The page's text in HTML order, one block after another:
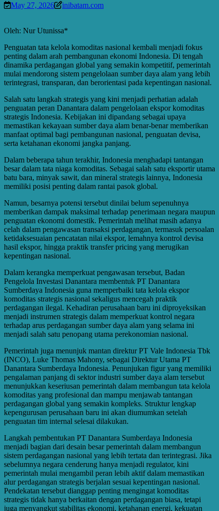
May 27, 2026 inibatam.com
Oleh: Nur Utunissa*
Penguatan tata kelola komoditas nasional kembali menjadi fokus
penting dalam arah pembangunan ekonomi Indonesia. Di tengah
dinamika perdagangan global yang semakin kompetitif, pemerintah
mulai mendorong sistem pengelolaan sumber daya alam yang lebih
terintegrasi, transparan, dan berorientasi pada kepentingan nasional.
Salah satu langkah strategis yang kini menjadi perhatian adalah
penguatan peran Danantara dalam pengelolaan ekspor komoditas
strategis Indonesia. Kebijakan ini dipandang sebagai upaya
memastikan kekayaan sumber daya alam benar-benar memberikan
manfaat optimal bagi pembangunan nasional, penguatan devisa,
serta ketahanan ekonomi jangka panjang.
Dalam beberapa tahun terakhir, Indonesia menghadapi tantangan
besar dalam tata niaga komoditas. Sebagai salah satu eksportir utama
batu bara, minyak sawit, dan mineral strategis lainnya, Indonesia
memiliki posisi penting dalam rantai pasok global.
Namun, besarnya potensi tersebut dinilai belum sepenuhnya
memberikan dampak maksimal terhadap penerimaan negara maupun
penguatan ekonomi domestik. Pemerintah melihat masih adanya
celah dalam pengawasan transaksi perdagangan, termasuk persoalan
ketidaksesuaian pencatatan nilai ekspor, lemahnya kontrol devisa
hasil ekspor, hingga praktik transfer pricing yang merugikan
kepentingan nasional.
Dalam kerangka memperkuat pengawasan tersebut, Badan
Pengelola Investasi Danantara membentuk PT Danantara
Sumberdaya Indonesia guna memperbaiki tata kelola ekspor
komoditas strategis nasional sekaligus mencegah praktik
perdagangan ilegal. Kehadiran perusahaan baru ini diproyeksikan
menjadi instrumen strategis dalam memperkuat kontrol negara
terhadap arus perdagangan sumber daya alam yang selama ini
menjadi salah satu penopang utama perekonomian nasional.
Pemerintah juga menunjuk mantan direktur PT Vale Indonesia Tbk
(INCO), Luke Thomas Mahony, sebagai Direktur Utama PT
Danantara Sumberdaya Indonesia. Penunjukan figur yang memiliki
pengalaman panjang di sektor industri sumber daya alam tersebut
menunjukkan keseriusan pemerintah dalam membangun tata kelola
komoditas yang profesional dan mampu menjawab tantangan
perdagangan global yang semakin kompleks. Struktur lengkap
kepengurusan perusahaan baru ini akan diumumkan setelah
penguatan tim internal selesai dilakukan.
Langkah pembentukan PT Danantara Sumberdaya Indonesia
menjadi bagian dari desain besar pemerintah dalam membangun
sistem perdagangan nasional yang lebih tertata dan terintegrasi. Jika
sebelumnya negara cenderung hanya menjadi regulator, kini
pemerintah mulai mengambil peran lebih aktif dalam memastikan
alur perdagangan strategis berjalan sesuai kepentingan nasional.
Pendekatan tersebut dianggap penting mengingat komoditas
strategis tidak hanya berkaitan dengan perdagangan biasa, tetapi
juga menyangkut stabilitas ekonomi, ketahanan energi, kekuatan